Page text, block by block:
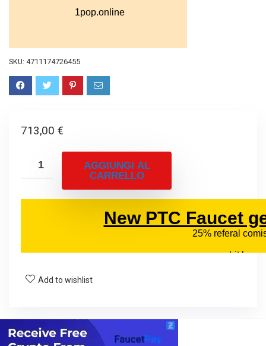
SKU: 4711174726455
713,00 €
AGGIUNGI AL
CARRELLO
Add to wishlist